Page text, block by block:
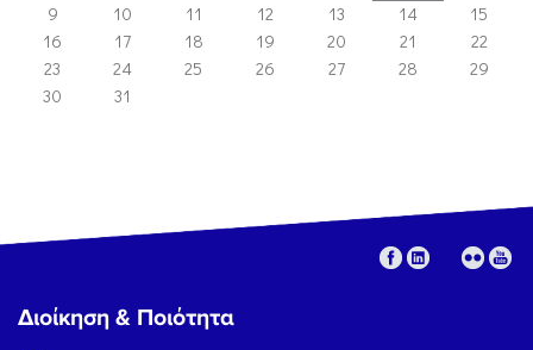
9
10 11 12 13 14
15
16
17 18 19 20 21
22
23
24 25 26 27 28
29
30
31
Διοίκηση & Ποιότητα